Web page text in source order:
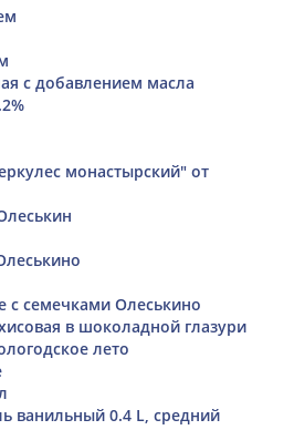
с добавлением масла
монастырский" от
с семечками Олеськино
в шоколадной глазури
лето
ванильный 0.4 L, средний